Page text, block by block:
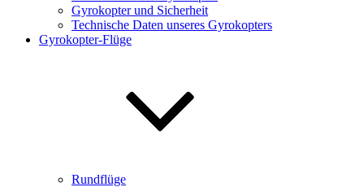
Gyrokopter und Sicherheit
Technische Daten unseres Gyrokopters
Gyrokopter-Flüge
Rundflüge